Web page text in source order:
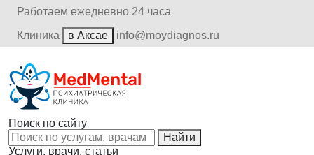
Работаем ежедневно 24 часа
Клиника
в Аксае info@moydiagnos.ru
Поиск по сайту
Найти
Услуги, врачи, статьи